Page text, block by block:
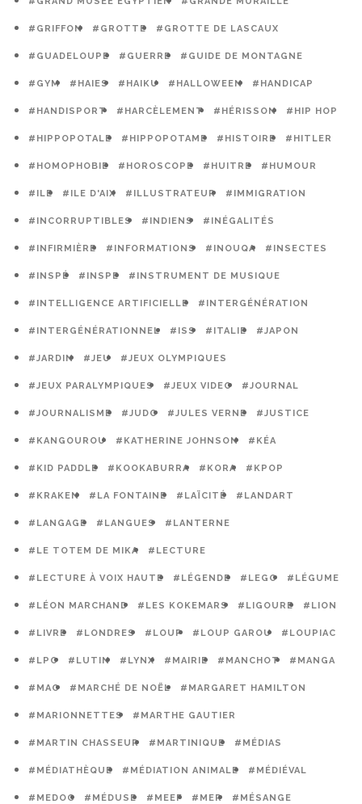
#GRIFFON #GROTTE #GROTTE DE LASCAUX
#GUADELOUPE #GUERRE #GUIDE DE MONTAGNE
#GYM #HAIES #HAIKU #HALLOWEEN #HANDICAP
#HANDISPORT #HARCÈLEMENT #HÉRISSON #HIP HOP
#HIPPOPOTALE #HIPPOPOTAME #HISTOIRE #HITLER
#HOMOPHOBIE #HOROSCOPE #HUITRE #HUMOUR
#ILE #ILE D'AIX #ILLUSTRATEUR #IMMIGRATION
#INCORRUPTIBLES #INDIENS #INÉGALITÉS
#INFIRMIÈRE #INFORMATIONS #INOUQA #INSECTES
#INSPÉ #INSPE #INSTRUMENT DE MUSIQUE
#INTELLIGENCE ARTIFICIELLE #INTERGÉNÉRATION
#INTERGÉNÉRATIONNEL #ISS #ITALIE #JAPON
#JARDIN #JEU #JEUX OLYMPIQUES
#JEUX PARALYMPIQUES #JEUX VIDEO #JOURNAL
#JOURNALISME #JUDO #JULES VERNE #JUSTICE
#KANGOUROU #KATHERINE JOHNSON #KÉA
#KID PADDLE #KOOKABURRA #KORA #KPOP
#KRAKEN #LA FONTAINE #LAÏCITÉ #LANDART
#LANGAGE #LANGUES #LANTERNE
#LE TOTEM DE MIKA #LECTURE
#LECTURE À VOIX HAUTE #LÉGENDE #LEGO #LÉGUME
#LÉON MARCHAND #LES KOKEMARS #LIGOURE #LION
#LIVRE #LONDRES #LOUP #LOUP GAROU #LOUPIAC
#LPO #LUTIN #LYNX #MAIRIE #MANCHOT #MANGA
#MAO #MARCHÉ DE NOËL #MARGARET HAMILTON
#MARIONNETTES #MARTHE GAUTIER
#MARTIN CHASSEUR #MARTINIQUE #MÉDIAS
#MÉDIATHÈQUE #MÉDIATION ANIMALE #MÉDIÉVAL
#MEDOC #MÉDUSE #MEEF #MER #MÉSANGE